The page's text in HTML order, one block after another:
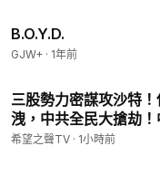
B.O.Y.D.
GJW+ · 1年前
三股勢力密謀攻沙特
洩，中共全民大搶劫
西真慌了；川普發重磅
希望之聲TV · 1小時前